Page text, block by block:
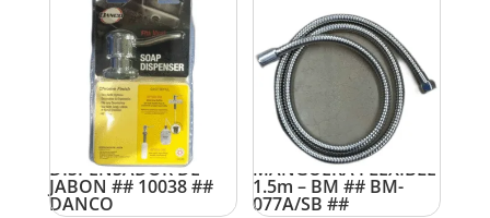
DISPENSADOR DE
JABON ## 10038 ##
DANCO
MANGUERA FLEXIBLE
1.5m – BM ## BM-
077A/SB ##